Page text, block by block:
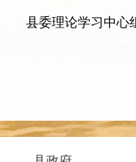
县委理论学习中心组